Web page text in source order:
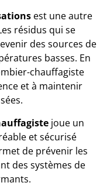
est une autre
résidus qui se
des sources de
basses. En
chauffagiste
et à maintenir
joue un
et sécurisé
de prévenir les
des systèmes de